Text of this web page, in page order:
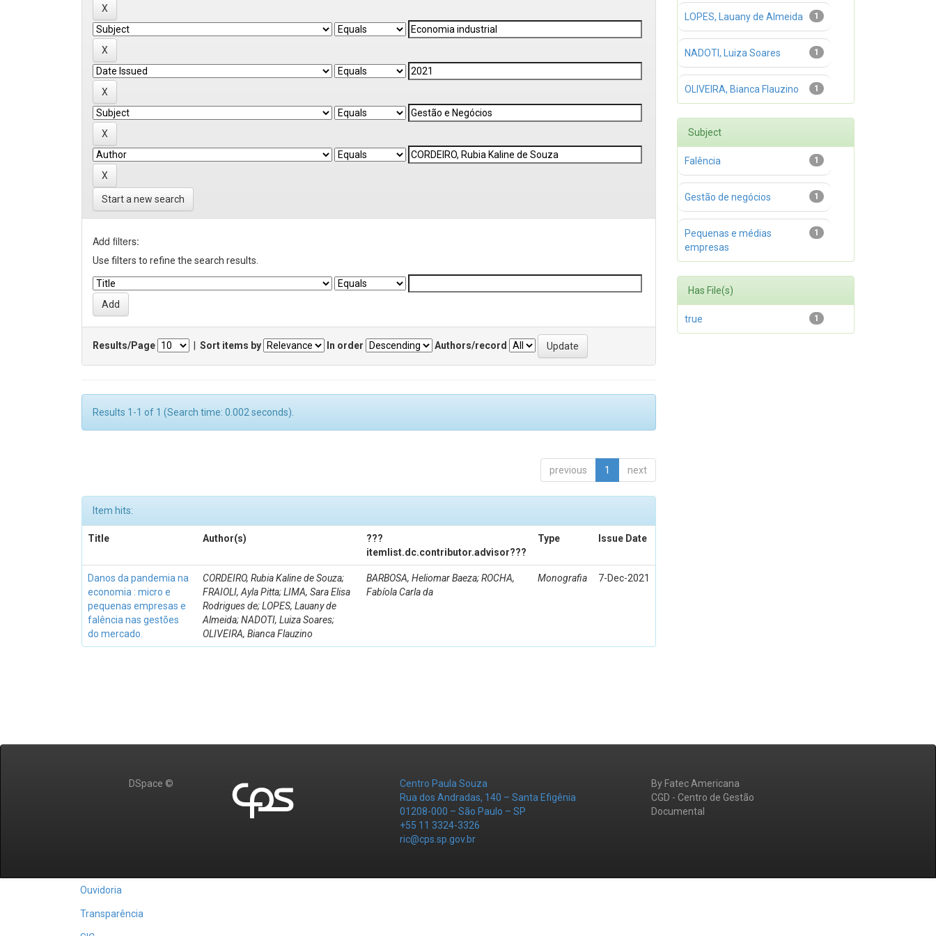
Start a new search
Add filters:
Use filters to refine the search results.
Results/Page Sort items by In order Authors/record
Results 1-1 of 1 (Search time: 0.002 seconds).
previous 1 next
Item hits:
Title Author(s)
???
itemlist.dc.contributor.advisor???
Type Issue Date
Danos da pandemia na
economia : micro e
pequenas empresas e
falência nas gestões
do mercado.
CORDEIRO, Rubia Kaline de Souza;
FRAIOLI, Ayla Pitta; LIMA, Sara Elisa
Rodrigues de; LOPES, Lauany de
Almeida; NADOTI, Luiza Soares;
OLIVEIRA, Bianca Flauzino
BARBOSA, Heliomar Baeza; ROCHA,
Fabíola Carla da
Monografia 7-Dec-2021
1
LOPES, Lauany de Almeida
1
NADOTI, Luiza Soares
1
OLIVEIRA, Bianca Flauzino
Subject
1
Falência
1
Gestão de negócios
1
Pequenas e médias
empresas
Has File(s)
1
true
DSpace ©
Centro Paula Souza
Rua dos Andradas, 140 – Santa Efigênia
01208-000 – São Paulo – SP
+55 11 3324-3326
ric@cps.sp.gov.br
By Fatec Americana
CGD - Centro de Gestão
Documental
Ouvidoria
Transparência